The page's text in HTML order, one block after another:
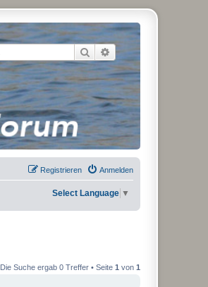
Suche Erweiterte Suche
Anmelden
Registrieren
Select Language ▼
Die Suche ergab 0 Treffer • Seite 1 von 1